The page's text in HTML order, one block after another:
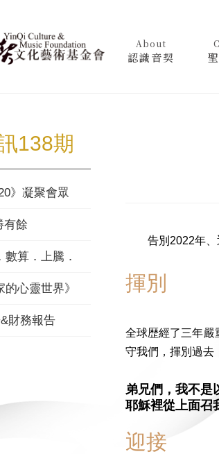
About
認識音契
138期
》凝聚會眾
有餘
算．上騰．堅立
的心靈世界》李斯特(上)
財務報告
告別2022年、迎
揮別
全球歴經了三年嚴
守我們，揮別過去
弟兄們，我不是
耶穌裡從上面召
迎接